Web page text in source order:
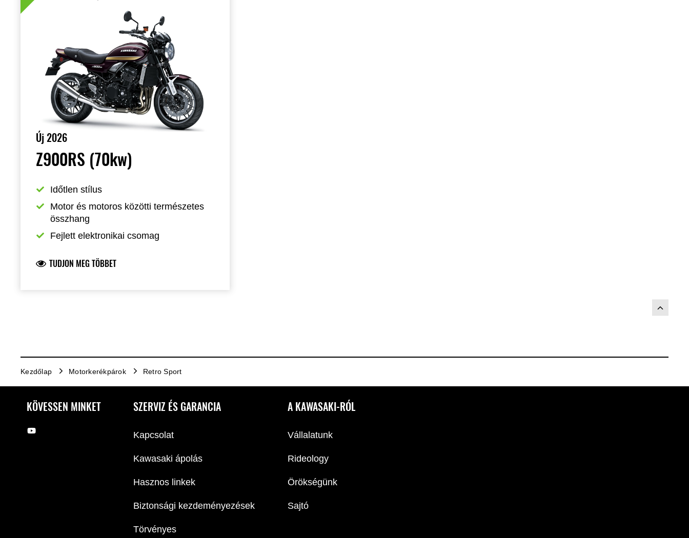
Új 2026
Z900RS (70kw)
Időtlen stílus
Motor és motoros közötti természetes
összhang
Fejlett elektronikai csomag
TUDJON MEG TÖBBET
Kezdőlap Motorkerékpárok Retro Sport
KÖVESSEN MINKET SZERVIZ ÉS GARANCIA
Kapcsolat
Kawasaki ápolás
Hasznos linkek
Biztonsági kezdeményezések
Törvényes
A KAWASAKI-RÓL
Vállalatunk
Rideology
Örökségünk
Sajtó